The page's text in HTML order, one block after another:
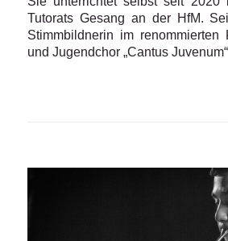
Tutorats Gesang an der HfM.
Stimmbildnerin im renommierten
und Jugendchor „Cantus